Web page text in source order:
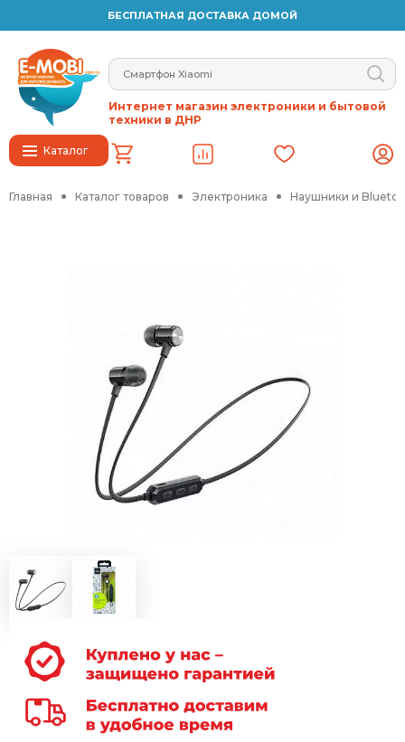
БЕСПЛАТНАЯ ДОСТАВКА ДОМОЙ
Каталог
Интернет магазин электроники и бытовой
техники в ДНР
Главная Каталог товаров Электроника Наушники и